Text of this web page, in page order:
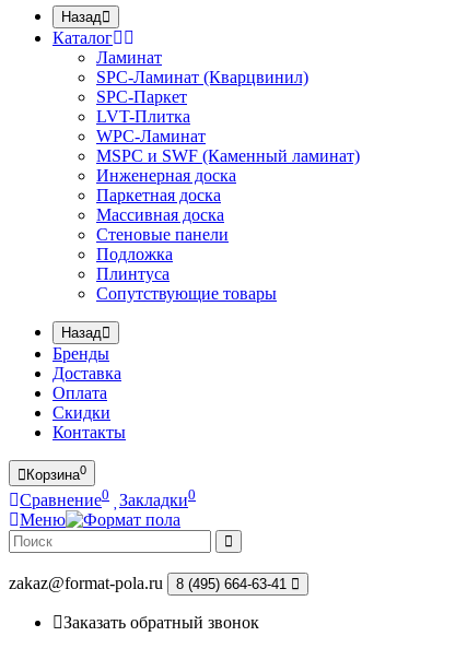
Назад
Каталог
Ламинат
SPC-Ламинат (Кварцвинил)
SPC-Паркет
LVT-Плитка
WPC-Ламинат
MSPC и SWF (Каменный ламинат)
Инженерная доска
Паркетная доска
Массивная доска
Стеновые панели
Подложка
Плинтуса
Сопутствующие товары
Назад
Бренды
Доставка
Оплата
Скидки
Контакты
Корзина0
Сравнение0 Закладки0
Меню
zakaz@format-pola.ru 8 (495) 664-63-41
Заказать обратный звонок